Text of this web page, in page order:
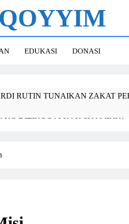
EDUKASI DONASI
RUTIN TUNAIKAN ZAKAT
DITINGGALKAN SUAMINYA